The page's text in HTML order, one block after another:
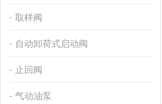
取样阀
自动卸荷式启动阀
止回阀
气动油泵